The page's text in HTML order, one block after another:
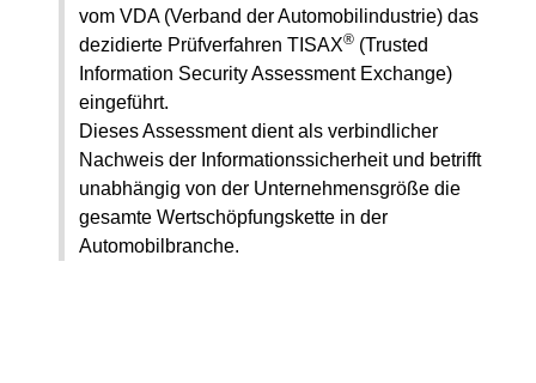
vom VDA (Verband der Automobilindustrie) das
dezidierte Prüfverfahren TISAX® (Trusted
Information Security Assessment Exchange)
eingeführt.
Dieses Assessment dient als verbindlicher
Nachweis der Informationssicherheit und betrifft
unabhängig von der Unternehmensgröße die
gesamte Wertschöpfungskette in der
Automobilbranche.